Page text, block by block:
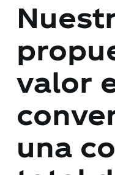
Nuestra
Compromiso
valor
una